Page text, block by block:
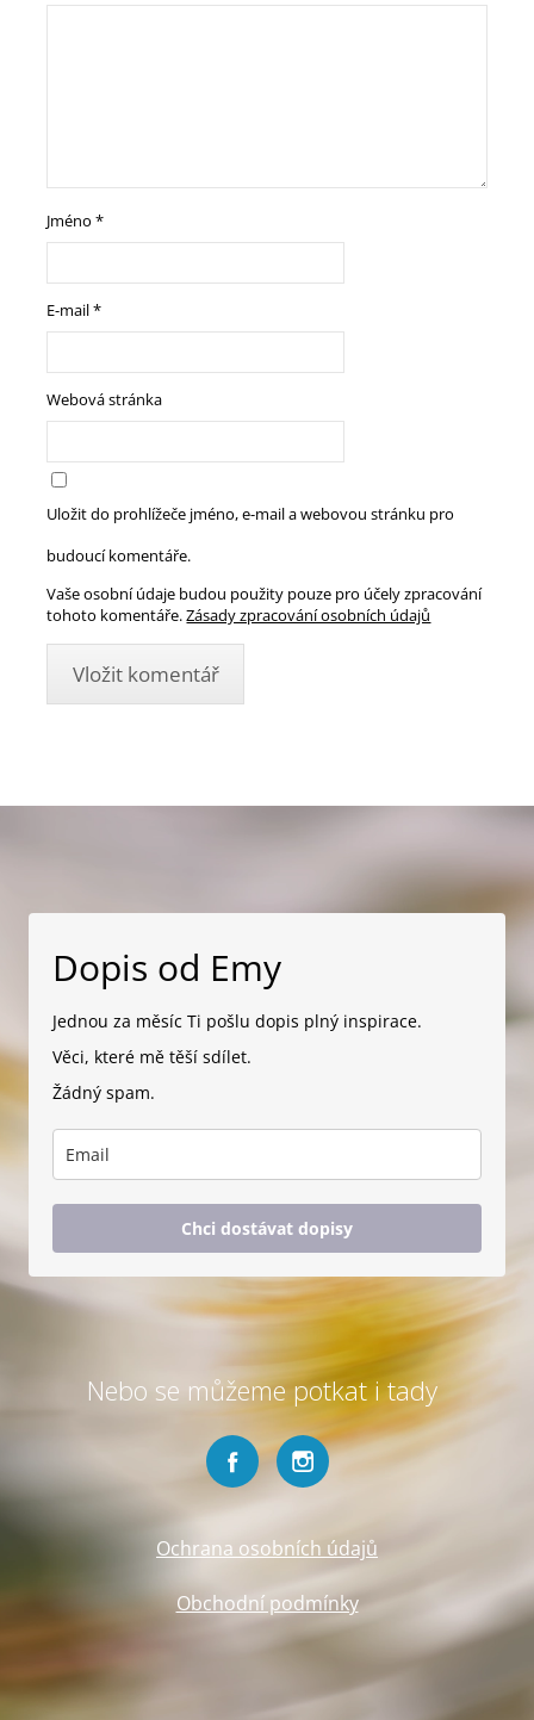
Jméno*
E-mail*
Webová stránka
Uložit do prohlížeče jméno, e-mail a webovou stránku pro
budoucí komentáře.
Vaše osobní údaje budou použity pouze pro účely zpracování
tohoto komentáře.Zásady zpracování osobních údajů
Dopis od Emy
Jednou za měsíc Ti pošlu dopis plný inspirace.
Věci, které mě těší sdílet.
Žádný spam.
Chci dostávat dopisy
Nebo se můžeme potkat i tady
Ochrana osobních údajů
Obchodní podmínky